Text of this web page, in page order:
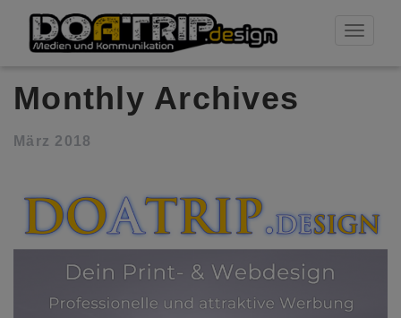
Toggle
Monthly Archives
März 2018